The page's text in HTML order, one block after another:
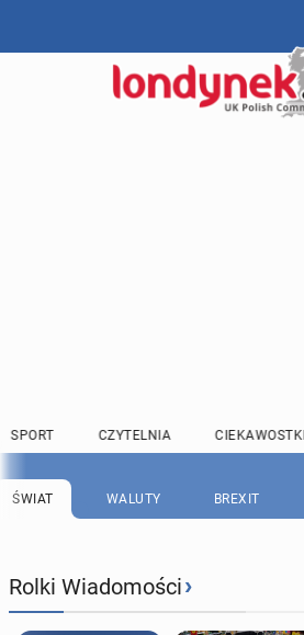
SPORT CZYTELNIA CIEKAWOSTKI
ŚWIAT WALUTY BREXIT
Rolki Wiadomości›